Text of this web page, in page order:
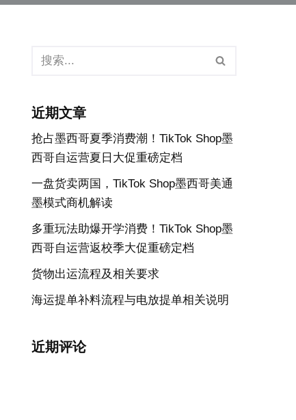
近期文章
抢占墨西哥夏季消费潮！TikTok Shop墨
西哥自运营夏日大促重磅定档
一盘货卖两国，TikTok Shop墨西哥美通
墨模式商机解读
多重玩法助爆开学消费！TikTok Shop墨
西哥自运营返校季大促重磅定档
货物出运流程及相关要求
海运提单补料流程与电放提单相关说明
近期评论